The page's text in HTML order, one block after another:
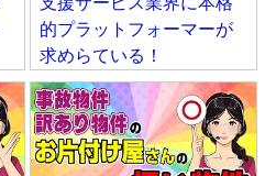
的プラットフォーマーが
求めらている！